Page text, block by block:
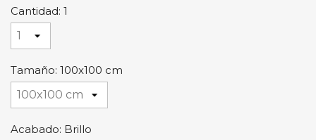
Cantidad: 1
Tamaño: 100x100 cm
Acabado: Brillo